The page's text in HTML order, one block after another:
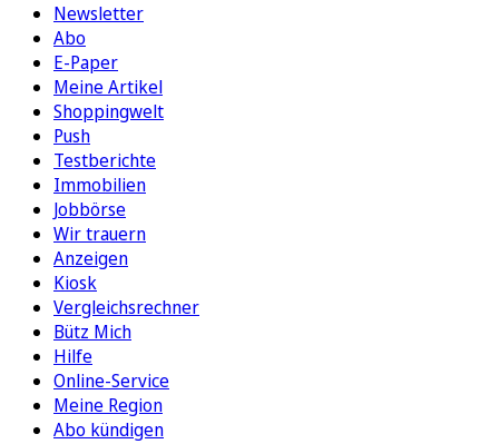
Newsletter
Abo
E-Paper
Meine Artikel
Shoppingwelt
Push
Testberichte
Immobilien
Jobbörse
Wir trauern
Anzeigen
Kiosk
Vergleichsrechner
Bütz Mich
Hilfe
Online-Service
Meine Region
Abo kündigen